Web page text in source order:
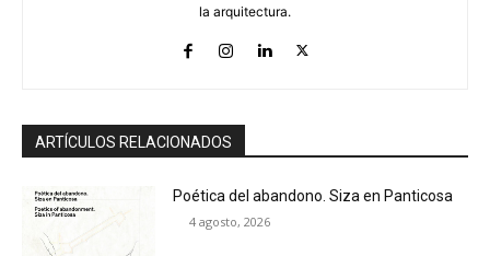
la arquitectura.
ARTÍCULOS RELACIONADOS
Poética del abandono. Siza en Panticosa
4 agosto, 2026